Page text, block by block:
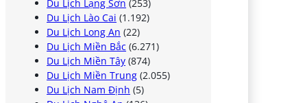
Du Lịch Lạng Sơn (253)
Du Lịch Lào Cai (1.192)
Du Lịch Long An (22)
Du Lịch Miền Bắc (6.271)
Du Lịch Miền Tây (874)
Du Lịch Miền Trung (2.055)
Du Lịch Nam Định (5)